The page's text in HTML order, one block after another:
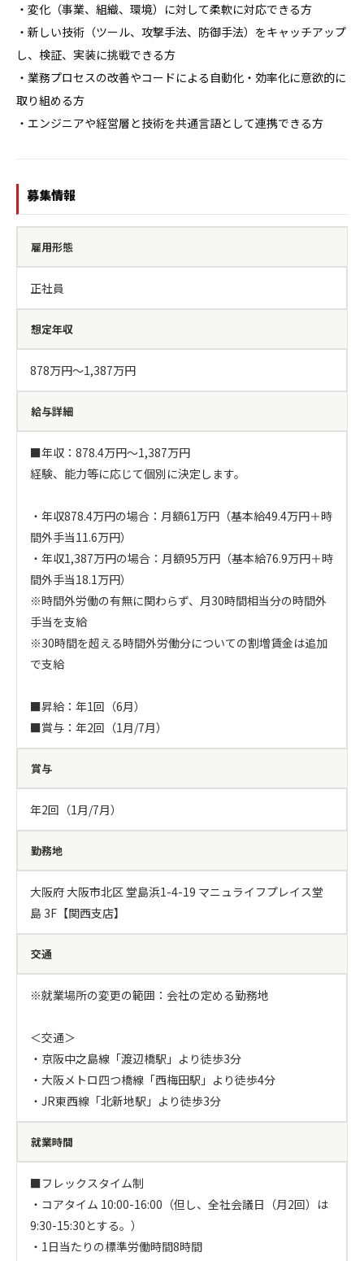
・変化（事業、組織、環境）に対して柔軟に対応できる方
・新しい技術（ツール、攻撃手法、防御手法）をキャッチアップ
し、検証、実装に挑戦できる方
・業務プロセスの改善やコードによる自動化・効率化に意欲的に
取り組める方
・エンジニアや経営層と技術を共通言語として連携できる方
募集情報
雇用形態
正社員
想定年収
878万円〜1,387万円
給与詳細
■年収：878.4万円～1,387万円
経験、能力等に応じて個別に決定します。
・年収878.4万円の場合：月額61万円（基本給49.4万円＋時
間外手当11.6万円）
・年収1,387万円の場合：月額95万円（基本給76.9万円＋時
間外手当18.1万円）
※時間外労働の有無に関わらず、月30時間相当分の時間外
手当を支給
※30時間を超える時間外労働分についての割増賃金は追加
で支給
■昇給：年1回（6月）
■賞与：年2回（1月/7月）
賞与
年2回（1月/7月）
勤務地
大阪府 大阪市北区 堂島浜1-4-19 マニュライフプレイス堂
島 3F【関西支店】
交通
※就業場所の変更の範囲：会社の定める勤務地
＜交通＞
・京阪中之島線「渡辺橋駅」より徒歩3分
・大阪メトロ四つ橋線「西梅田駅」より徒歩4分
・JR東西線「北新地駅」より徒歩3分
就業時間
■フレックスタイム制
・コアタイム 10:00-16:00（但し、全社会議日（月2回）は
9:30-15:30とする。）
・1日当たりの標準労働時間8時間